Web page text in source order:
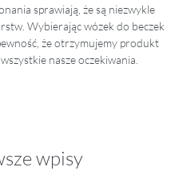
sprawiają, że są niezwykle
Wybierając wózek do beczek
że otrzymujemy produkt
nasze oczekiwania.
wpisy